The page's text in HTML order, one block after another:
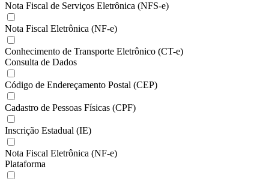
Nota Fiscal de Serviços Eletrônica (NFS-e)
Nota Fiscal Eletrônica (NF-e)
Conhecimento de Transporte Eletrônico (CT-e)
Consulta de Dados
Código de Endereçamento Postal (CEP)
Cadastro de Pessoas Físicas (CPF)
Inscrição Estadual (IE)
Nota Fiscal Eletrônica (NF-e)
Plataforma